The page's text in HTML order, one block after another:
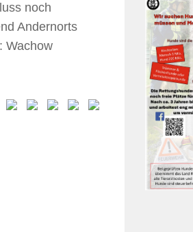
noch
Andernorts
Wachow